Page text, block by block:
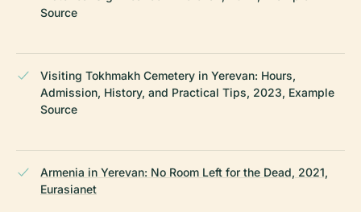
Source
Visiting Tokhmakh Cemetery in Yerevan: Hours,
Admission, History, and Practical Tips, 2023, Example
Source
Armenia in Yerevan: No Room Left for the Dead, 2021,
Eurasianet